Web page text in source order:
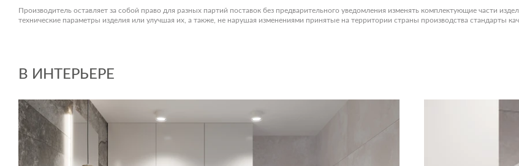
Производитель оставляет за собой право для разных партий поставок без предварительного уведомления изменять комплектующие части
технические параметры изделия или улучшая их, а также, не нарушая изменениями принятые на территории страны производства стандарты
В ИНТЕРЬЕРЕ